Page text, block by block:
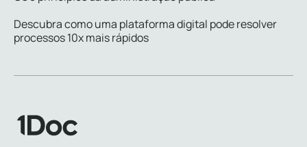
Descubra como uma plataforma digital pode resolver
processos 10x mais rápidos